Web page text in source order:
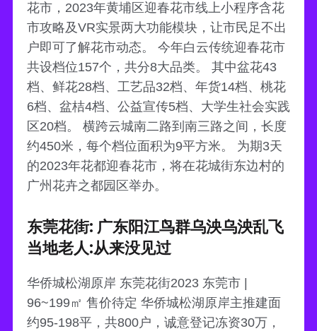
花市，2023年黄埔区迎春花市线上小程序含花
市攻略及VR实景两大功能模块，让市民足不出
户即可了解花市动态。 今年白云传统迎春花市
共设档位157个，共分8大品类。 其中盆花43
档、鲜花28档、工艺品32档、年货14档、桃花
6档、盆桔4档、公益宣传5档、大学生社会实践
区20档。 横跨云城南二路到南三路之间，长度
约450米，每个档位面积为9平方米。 为期3天
的2023年花都迎春花市，将在花城街东边村的
广州花卉之都园区举办。
东莞花街: 广东阳江鸟群乌泱乌泱乱飞
当地老人:从来没见过
华侨城松湖原岸 东莞花街2023 东莞市 |
96~199㎡ 售价待定 华侨城松湖原岸主推建面
约95-198平，共800户，诚意登记冻资30万，